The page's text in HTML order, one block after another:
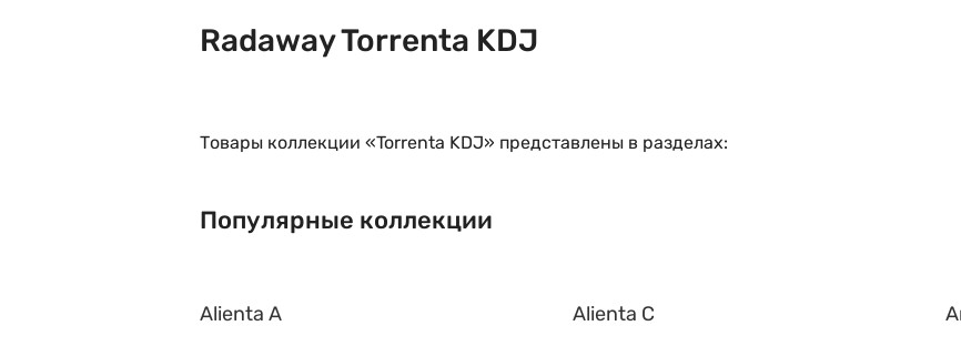
Radaway Torrenta KDJ
Товары коллекции «Torrenta KDJ» представлены в разделах:
Популярные коллекции
Alienta A Alienta C